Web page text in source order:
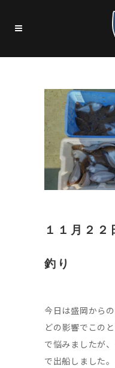
１１月２２
釣り
今日は盛岡から
どの影響でこの
で悩みましたが
で出船しました